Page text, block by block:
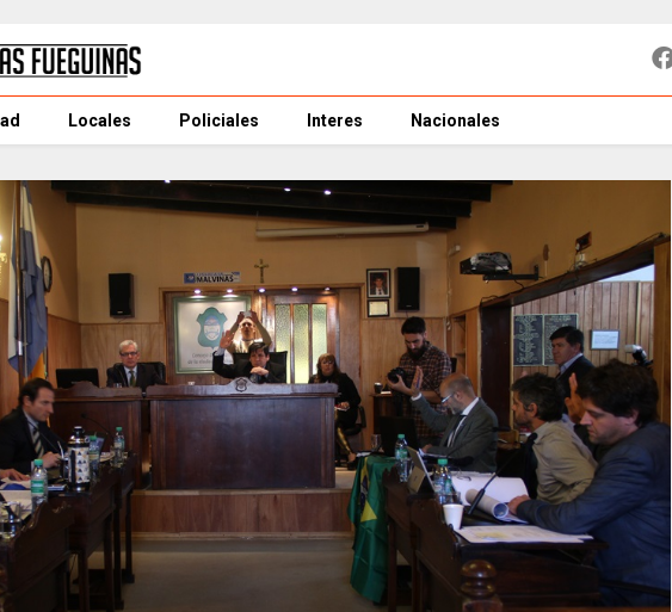
Locales Policiales Interes Nacionales